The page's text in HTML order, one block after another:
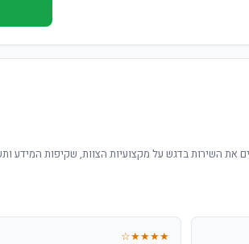
את השירות בדגש על מקצועיות הצוות, שקיפות המידע
★★★★☆